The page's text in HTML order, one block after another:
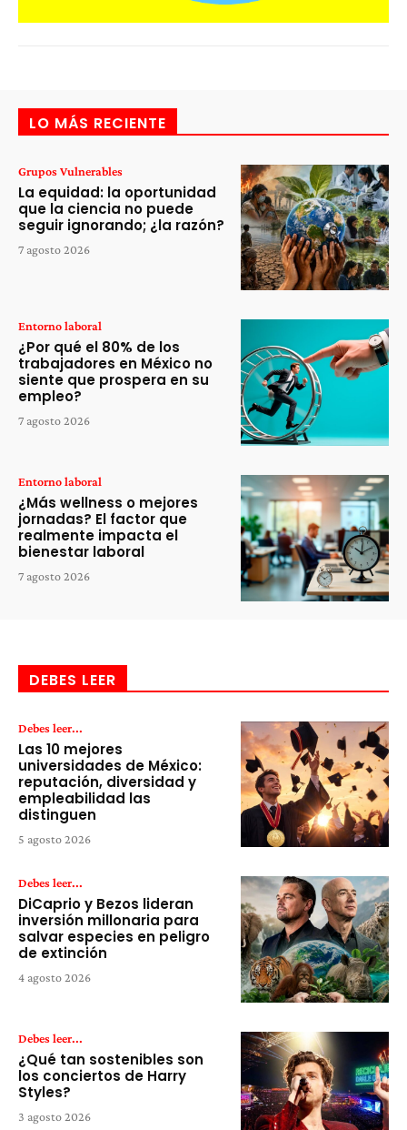
LO MÁS RECIENTE
Grupos Vulnerables
La equidad: la oportunidad
que la ciencia no puede
seguir ignorando; ¿la razón?
7 agosto 2026
Entorno laboral
¿Por qué el 80% de los
trabajadores en México no
siente que prospera en su
empleo?
7 agosto 2026
Entorno laboral
¿Más wellness o mejores
jornadas? El factor que
realmente impacta el
bienestar laboral
7 agosto 2026
DEBES LEER
Debes leer...
Las 10 mejores
universidades de México:
reputación, diversidad y
empleabilidad las
distinguen
5 agosto 2026
Debes leer...
DiCaprio y Bezos lideran
inversión millonaria para
salvar especies en peligro
de extinción
4 agosto 2026
Debes leer...
¿Qué tan sostenibles son
los conciertos de Harry
Styles?
3 agosto 2026